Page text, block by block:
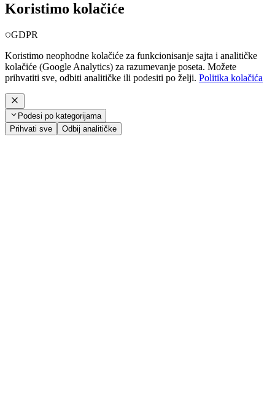
Koristimo kolačiće
GDPR
Koristimo neophodne kolačiće za funkcionisanje sajta i analitičke
kolačiće (Google Analytics) za razumevanje poseta. Možete
prihvatiti sve, odbiti analitičke ili podesiti po želji. Politika kolačića
Podesi po kategorijama
Prihvati sve
Odbij analitičke